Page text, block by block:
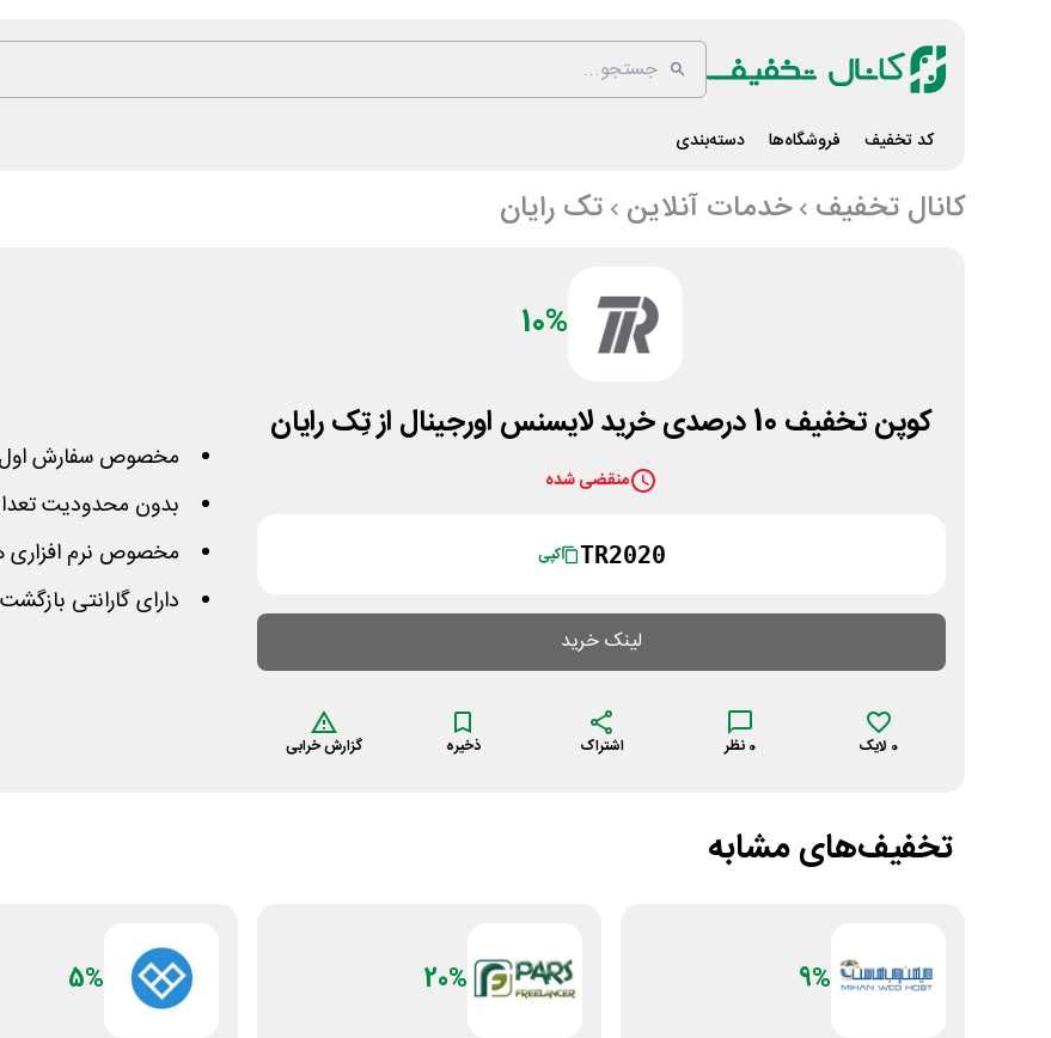
کد تخفیف فروشگاه‌ها دسته‌بندی
کانال تخفیف خدمات آنلاین تک رایان
10%
کوپن تخفیف 10 درصدی خرید لایسنس اورجینال از تِک رایان
منقضی شده
TR2020 کپی
لینک خرید
0 لایک 0 نظر اشتراک ذخیره گزارش خرابی
مخصوص سفارش اول
بدون محدودیت
مخصوص نرم افزاری های اورجینال
دارای گارانتی
تخفیف‌های مشابه
9%
20%
5%